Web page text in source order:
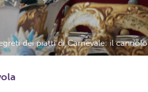
dei piatti di Carnevale: il cannolo